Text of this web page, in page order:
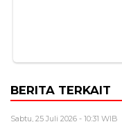
BERITA TERKAIT
Sabtu, 25 Juli 2026 - 10:31 WIB